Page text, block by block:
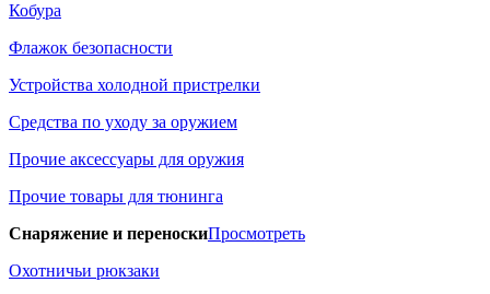
Кобура
Флажок безопасности
Устройства холодной пристрелки
Средства по уходу за оружием
Прочие аксессуары для оружия
Прочие товары для тюнинга
Снаряжение и переноскиПросмотреть
Охотничьи рюкзаки